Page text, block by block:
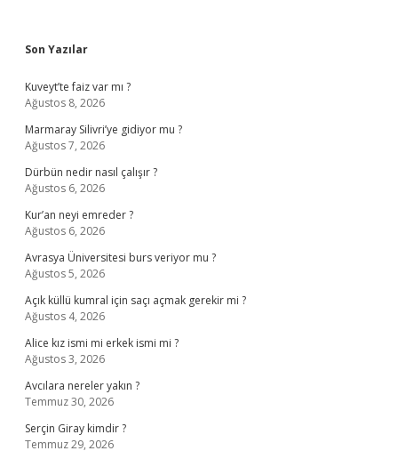
Sidebar
Son Yazılar
Kuveyt’te faiz var mı ?
Ağustos 8, 2026
Marmaray Silivri’ye gidiyor mu ?
Ağustos 7, 2026
Dürbün nedir nasıl çalışır ?
Ağustos 6, 2026
Kur’an neyi emreder ?
Ağustos 6, 2026
Avrasya Üniversitesi burs veriyor mu ?
Ağustos 5, 2026
Açık küllü kumral için saçı açmak gerekir mi ?
Ağustos 4, 2026
Alice kız ismi mi erkek ismi mi ?
Ağustos 3, 2026
Avcılara nereler yakın ?
Temmuz 30, 2026
Serçin Giray kimdir ?
Temmuz 29, 2026